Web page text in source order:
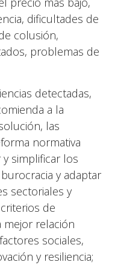
dificultades de
colusión,
problemas de
detectadas,
a la
las
normativa
y simplificar los
y adaptar
sectoriales y
de
mejor relación
sociales,
y resiliencia;